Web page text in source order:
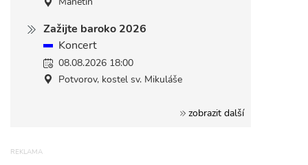
Zažijte baroko 2026
Koncert
08.08.2026 18:00
Potvorov, kostel sv. Mikuláše
zobrazit další